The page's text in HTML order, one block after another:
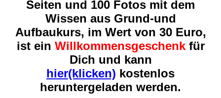
Seiten und 100 Fotos mit dem
Wissen aus Grund-und
Aufbaukurs, im Wert von 30 Euro,
ist ein Willkommensgeschenkfür
Dich und kann
hier(klicken) kostenlos
heruntergeladen werden.